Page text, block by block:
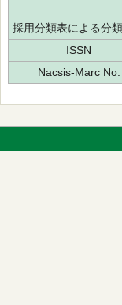
採用分類表による分
ISSN
Nacsis-Marc No.